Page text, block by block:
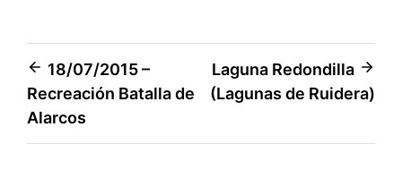
Navegación
de
18/07/2015 –
Recreación Batalla de
Alarcos
Laguna Redondilla
(Lagunas de Ruidera)